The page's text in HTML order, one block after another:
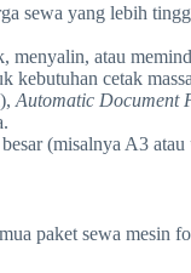
sewa yang lebih
menyalin, atau
kebutuhan cetak
Automatic Document
(misalnya A3 atau
paket sewa mesin